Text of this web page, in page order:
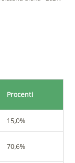
Procenti
15,0%
70,6%